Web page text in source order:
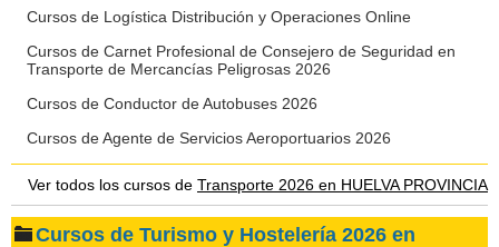
Cursos de Logística Distribución y Operaciones Online
Cursos de Carnet Profesional de Consejero de Seguridad en
Transporte de Mercancías Peligrosas 2026
Cursos de Conductor de Autobuses 2026
Cursos de Agente de Servicios Aeroportuarios 2026
Ver todos los cursos de Transporte 2026 en HUELVA PROVINCIA
Cursos de Turismo y Hostelería 2026 en